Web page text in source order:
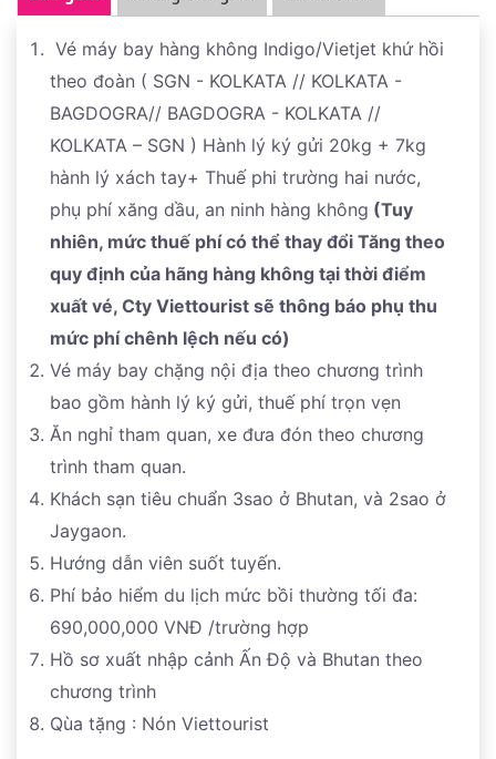
Vé máy bay hàng không Indigo/Vietjet khứ hồi
theo đoàn ( SGN - KOLKATA // KOLKATA -
BAGDOGRA// BAGDOGRA - KOLKATA //
KOLKATA – SGN ) Hành lý ký gửi 20kg + 7kg
hành lý xách tay+ Thuế phi trường hai nước,
phụ phí xăng dầu, an ninh hàng không (Tuy
nhiên, mức thuế phí có thể thay đổi Tăng theo
quy định của hãng hàng không tại thời điểm
xuất vé, Cty Viettourist sẽ thông báo phụ thu
mức phí chênh lệch nếu có)
Vé máy bay chặng nội địa theo chương trình
bao gồm hành lý ký gửi, thuế phí trọn vẹn
Ăn nghỉ tham quan, xe đưa đón theo chương
trình tham quan.
Khách sạn tiêu chuẩn 3sao ở Bhutan, và 2sao ở
Jaygaon.
Hướng dẫn viên suốt tuyến.
Phí bảo hiểm du lịch mức bồi thường tối đa:
690,000,000 VNĐ /trường hợp
Hồ sơ xuất nhập cảnh Ấn Độ và Bhutan theo
chương trình
Qùa tặng : Nón Viettourist